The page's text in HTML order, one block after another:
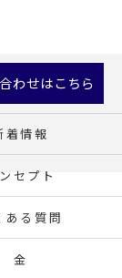
わせはこちら
着情報
セプト
ある質問
金